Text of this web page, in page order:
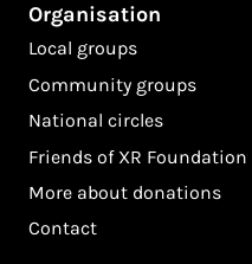
Organisation
Local groups
Community groups
National circles
Friends of XR Foundation
More about donations
Contact